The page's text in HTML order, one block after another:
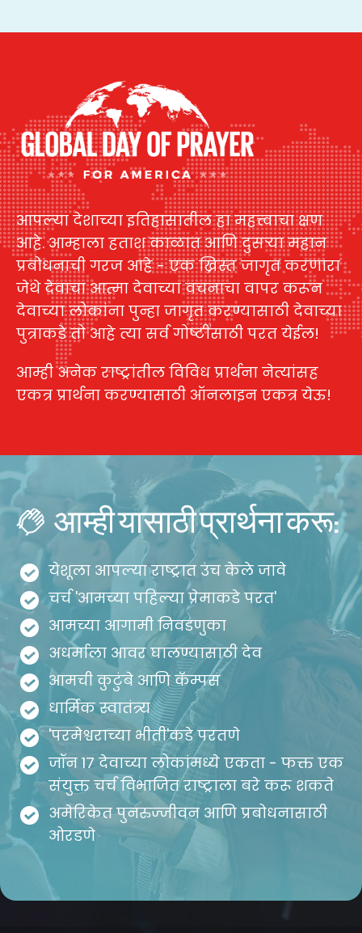
आपल्या देशाच्या इतिहासातील हा महत्त्वाचा क्षण
आहे. आम्हाला हताश काळात आणि दुसऱ्या महान
प्रबोधनाची गरज आहे - एक ख्रिस्त जागृत करणारा
जेथे देवाचा आत्मा देवाच्या वचनाचा वापर करून
देवाच्या लोकांना पुन्हा जागृत करण्यासाठी देवाच्या
पुत्राकडे तो आहे त्या सर्व गोष्टींसाठी परत येईल!
आम्ही अनेक राष्ट्रांतील विविध प्रार्थना नेत्यांसह
एकत्र प्रार्थना करण्यासाठी ऑनलाइन एकत्र येऊ!
आम्ही यासाठी प्रार्थना करू:
येशूला आपल्या राष्ट्रात उंच केले जावे
चर्च 'आमच्या पहिल्या प्रेमाकडे परत'
आमच्या आगामी निवडणुका
अधर्माला आवर घालण्यासाठी देव
आमची कुटुंबे आणि कॅम्पस
धार्मिक स्वातंत्र्य
'परमेश्वराच्या भीती'कडे परतणे
जॉन 17 देवाच्या लोकांमध्ये एकता - फक्त एक
संयुक्त चर्च विभाजित राष्ट्राला बरे करू शकते
अमेरिकेत पुनरुज्जीवन आणि प्रबोधनासाठी
ओरडणे